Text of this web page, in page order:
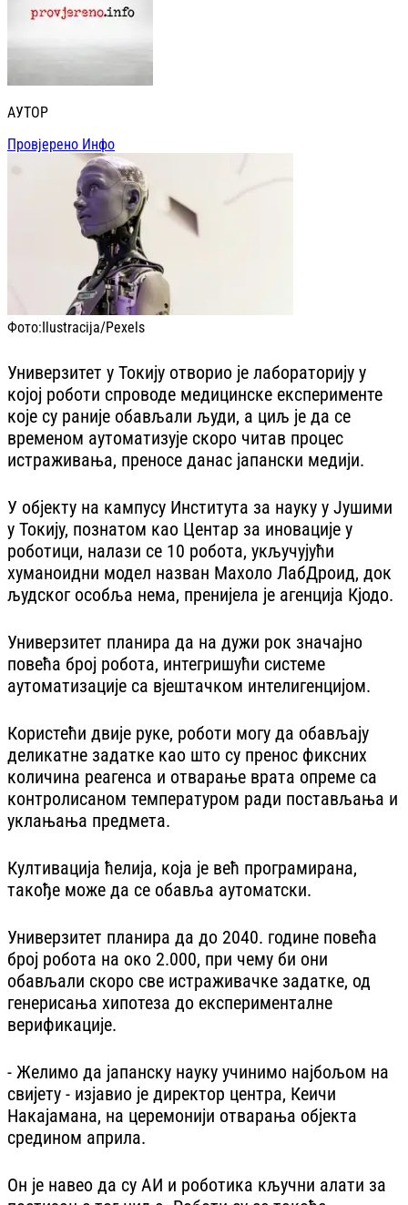
АУТОР
Провјерено Инфо
Фото:Ilustracija/Pexels
Универзитет у Токију отворио је лабораторију у
којој роботи спроводе медицинске експерименте
које су раније обављали људи, а циљ је да се
временом аутоматизује скоро читав процес
истраживања, преносе данас јапански медији.
У објекту на кампусу Института за науку у Јушими
у Токију, познатом као Центар за иновације у
роботици, налази се 10 робота, укључујући
хуманоидни модел назван Махоло ЛабДроид, док
људског особља нема, пренијела је агенција Кјодо.
Универзитет планира да на дужи рок значајно
повећа број робота, интегришући системе
аутоматизације са вјештачком интелигенцијом.
Користећи двије руке, роботи могу да обављају
деликатне задатке као што су пренос фиксних
количина реагенса и отварање врата опреме са
контролисаном температуром ради постављања и
уклањања предмета.
Култивација ћелија, која је већ програмирана,
такође може да се обавља аутоматски.
Универзитет планира да до 2040. године повећа
број робота на око 2.000, при чему би они
обављали скоро све истраживачке задатке, од
генерисања хипотеза до експерименталне
верификације.
- Желимо да јапанску науку учинимо најбољом на
свијету - изјавио је директор центра, Кеичи
Накајамана, на церемонији отварања објекта
средином априла.
Он је навео да су АИ и роботика кључни алати за